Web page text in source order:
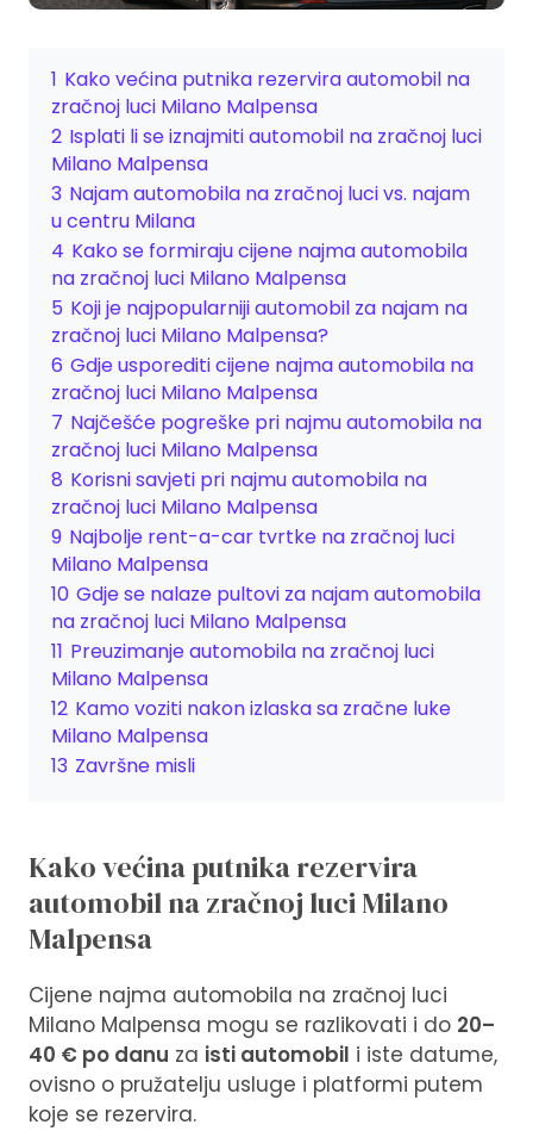
1 Kako većina putnika rezervira automobil na
zračnoj luci Milano Malpensa
2 Isplati li se iznajmiti automobil na zračnoj luci
Milano Malpensa
3 Najam automobila na zračnoj luci vs. najam
u centru Milana
4 Kako se formiraju cijene najma automobila
na zračnoj luci Milano Malpensa
5 Koji je najpopularniji automobil za najam na
zračnoj luci Milano Malpensa?
6 Gdje usporediti cijene najma automobila na
zračnoj luci Milano Malpensa
7 Najčešće pogreške pri najmu automobila na
zračnoj luci Milano Malpensa
8 Korisni savjeti pri najmu automobila na
zračnoj luci Milano Malpensa
9 Najbolje rent-a-car tvrtke na zračnoj luci
Milano Malpensa
10 Gdje se nalaze pultovi za najam automobila
na zračnoj luci Milano Malpensa
11 Preuzimanje automobila na zračnoj luci
Milano Malpensa
12 Kamo voziti nakon izlaska sa zračne luke
Milano Malpensa
13 Završne misli
Kako većina putnika rezervira
automobil na zračnoj luci Milano
Malpensa
Cijene najma automobila na zračnoj luci
Milano Malpensa mogu se razlikovati i do 20–
40 € po danu za isti automobil i iste datume,
ovisno o pružatelju usluge i platformi putem
koje se rezervira.